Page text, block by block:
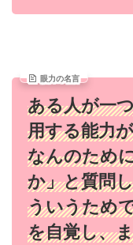
眼力の名言
ある人が一
用する能力
なんのため
か」と質問
ういうため
を自覚し、